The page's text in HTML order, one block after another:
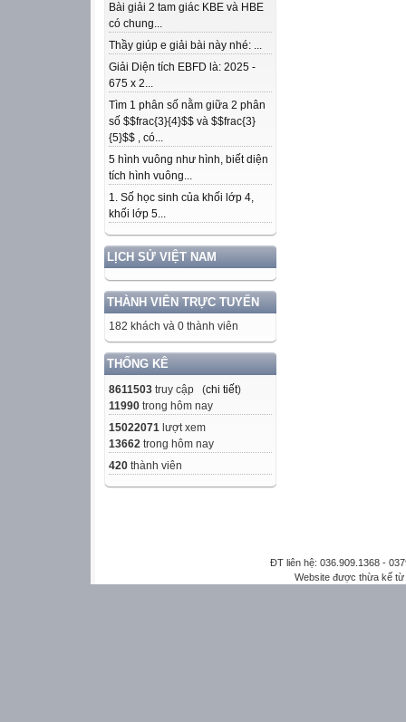
Bài giải 2 tam giác KBE và HBE
có chung...
Thầy giúp e giải bài này nhé: ...
Giải Diện tích EBFD là: 2025 -
675 x 2...
Tìm 1 phân số nằm giữa 2 phân
số $$frac{3}{4}$$ và $$frac{3}
{5}$$ , có...
5 hình vuông như hình, biết diện
tích hình vuông...
1. Số học sinh của khối lớp 4,
khối lớp 5...
LỊCH SỬ VIỆT NAM
THÀNH VIÊN TRỰC TUYẾN
182 khách và 0 thành viên
THỐNG KÊ
8611503 truy cập (chi tiết)
11990 trong hôm nay
15022071 lượt xem
13662 trong hôm nay
420 thành viên
ĐT liên hệ: 036.909.1368 -
Website được thừa kế từ